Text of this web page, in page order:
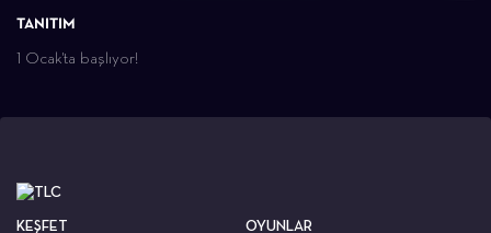
TANITIM
1 Ocak'ta başlıyor!
KEŞFET
OYUNLAR